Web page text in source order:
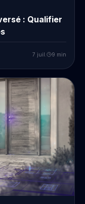
: Qualifier
7 juil. 9 min